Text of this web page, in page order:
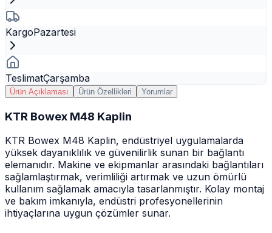
KargoPazartesi
TeslimatÇarşamba
Ürün Açıklaması Ürün Özellikleri Yorumlar
KTR Bowex M48 Kaplin
KTR Bowex M48 Kaplin, endüstriyel uygulamalarda
yüksek dayanıklılık ve güvenilirlik sunan bir bağlantı
elemanıdır. Makine ve ekipmanlar arasındaki bağlantıları
sağlamlaştırmak, verimliliği artırmak ve uzun ömürlü
kullanım sağlamak amacıyla tasarlanmıştır. Kolay montaj
ve bakım imkanıyla, endüstri profesyonellerinin
ihtiyaçlarına uygun çözümler sunar.